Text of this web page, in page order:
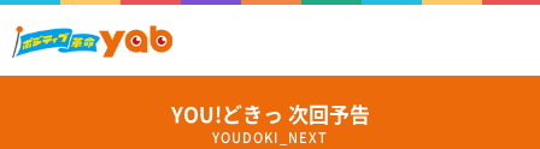
YOU!どきっ 次回予告
YOUDOKI_NEXT